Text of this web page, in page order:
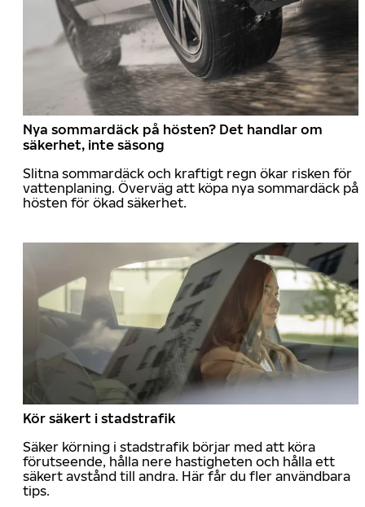
Nya sommardäck på hösten? Det handlar om
säkerhet, inte säsong
Slitna sommardäck och kraftigt regn ökar risken för
vattenplaning. Överväg att köpa nya sommardäck på
hösten för ökad säkerhet.
Kör säkert i stadstrafik
Säker körning i stadstrafik börjar med att köra
förutseende, hålla nere hastigheten och hålla ett
säkert avstånd till andra. Här får du fler användbara
tips.